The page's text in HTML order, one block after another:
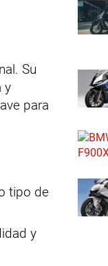
Su
y
para
tipo de
y